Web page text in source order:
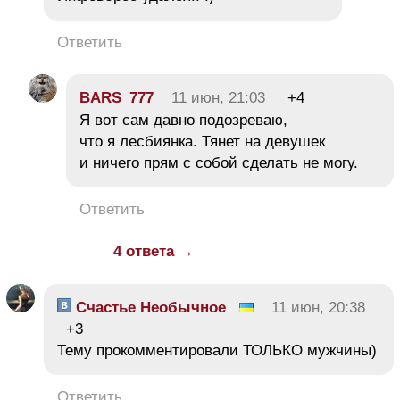
Ответить
BARS_777 11 июн, 21:03
+4
Я вот сам давно подозреваю,
что я лесбиянка. Тянет на девушек
и ничего прям с собой сделать не могу.
Ответить
4 ответа →
Счастье Необычное
11 июн, 20:38
+3
Тему прокомментировали ТОЛЬКО мужчины)
Ответить